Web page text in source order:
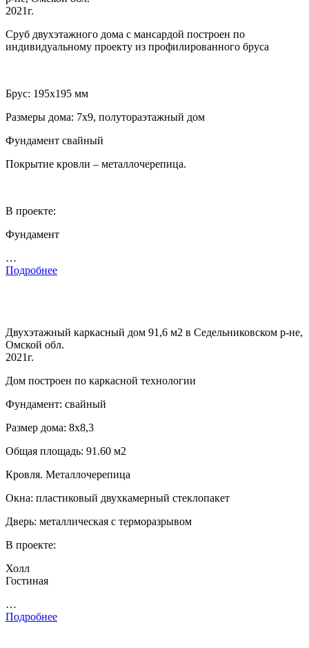
2021г.
Сруб двухэтажного дома с мансардой построен по
индивидуальному проекту из профилированного бруса
Брус: 195х195 мм
Размеры дома: 7х9, полутораэтажный дом
Фундамент свайный
Покрытие кровли – металлочерепица.
В проекте:
Фундамент
…
Подробнее
Двухэтажный каркасный дом 91,6 м2 в Седельниковском р-не,
Омской обл.
2021г.
Дом построен по каркасной технологии
Фундамент: свайный
Размер дома: 8х8,3
Общая площадь: 91.60 м2
Кровля. Металлочерепица
Окна: пластиковый двухкамерный стеклопакет
Дверь: металлическая с терморазрывом
В проекте:
Холл
Гостиная
…
Подробнее